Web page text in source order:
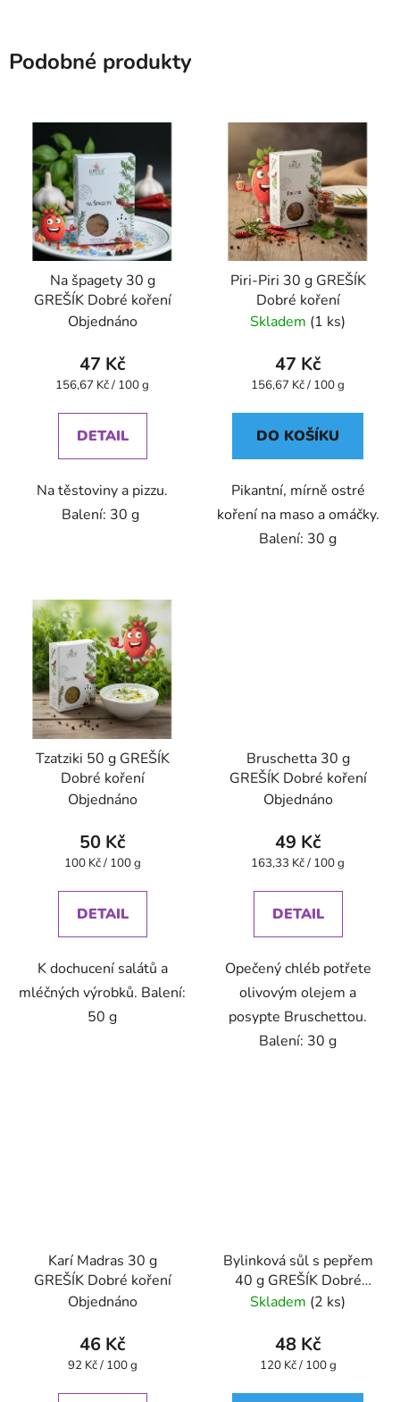
Podobné produkty
Na špagety 30 g
GREŠÍK Dobré koření
Objednáno
47 Kč
Měrná
156,67 Kč / 100 g
DETAIL
Na těstoviny a pizzu.
Balení: 30 g
Piri-Piri 30 g GREŠÍK
Dobré koření
Skladem (1 ks)
47 Kč
Měrná
156,67 Kč / 100 g
DO KOŠÍKU
Pikantní, mírně ostré
koření na maso a omáčky.
Balení: 30 g
Tzatziki 50 g GREŠÍK
Dobré koření
Objednáno
50 Kč
Měrná
100 Kč / 100 g
DETAIL
K dochucení salátů a
mléčných výrobků. Balení:
50 g
Bruschetta 30 g
GREŠÍK Dobré koření
Objednáno
49 Kč
Měrná
163,33 Kč / 100 g
DETAIL
Opečený chléb potřete
olivovým olejem a
posypte Bruschettou.
Balení: 30 g
Karí Madras 30 g
GREŠÍK Dobré koření
Objednáno
46 Kč
Měrná
92 Kč / 100 g
Bylinková sůl s pepřem
40 g GREŠÍK Dobré
koření
Skladem (2 ks)
48 Kč
Měrná
120 Kč / 100 g